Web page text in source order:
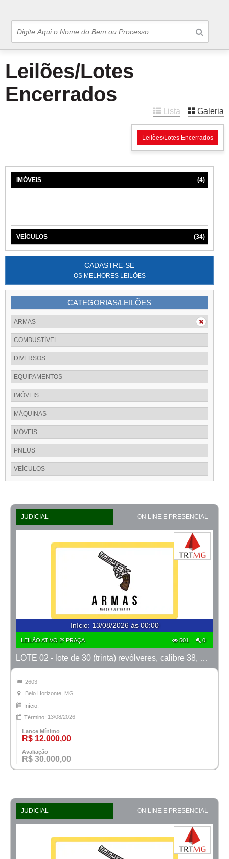
Leilões/Lotes
Encerrados
Lista Galeria
Leilões/Lotes Encerrados
IMÓVEIS (4)
VEÍCULOS (34)
CADASTRE-SE
OS MELHORES LEILÕES
CATEGORIAS/LEILÕES
ARMAS
COMBUSTÍVEL
DIVERSOS
EQUIPAMENTOS
IMÓVEIS
MÁQUINAS
MÓVEIS
PNEUS
VEÍCULOS
JUDICIAL ON LINE E PRESENCIAL
Início: 13/08/2026 às 00:00
LEILÃO ATIVO 2º PRAÇA 501 0
LOTE 02 - lote de 30 (trinta) revólveres, calibre 38, marcas Taurus e Rossi
2603
Belo Horizonte, MG
Início:
Término: 13/08/2026
Lance Mínimo
R$ 12.000,00
Avaliação
R$ 30.000,00
JUDICIAL ON LINE E PRESENCIAL